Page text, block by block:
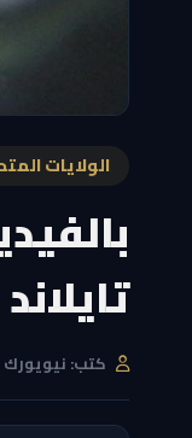
الولايات
تايلاند
كتب: نيويورك